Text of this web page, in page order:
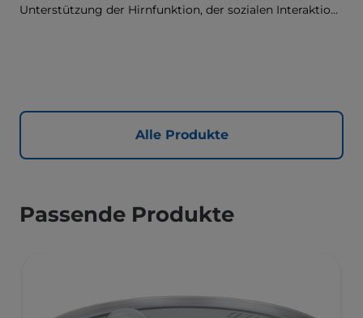
Unterstützung der Hirnfunktion, der sozialen Interaktion
Alle Produkte
Passende Produkte